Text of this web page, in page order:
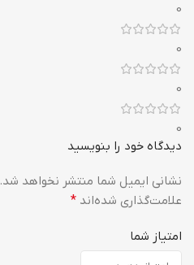
0
0
0
0
دیدگاه خود را بنویسید
نشانی ایمیل شما منتشر نخواهد شد.
علامت‌گذاری شده‌اند *
امتیاز شما